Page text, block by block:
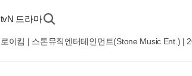
tvN 드라마
로이킴 | 스톤뮤직엔터테인먼트(Stone Music Ent.) |